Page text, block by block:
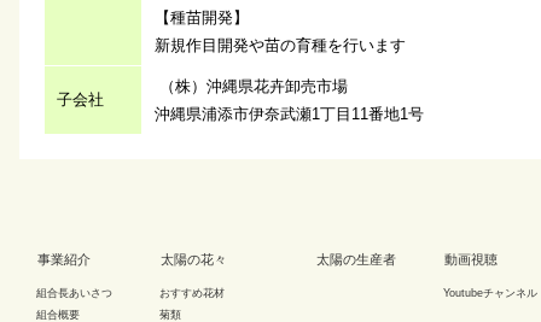
【種苗開発】
新規作目開発や苗の育種を行います
子会社
（株）沖縄県花卉卸売市場
沖縄県浦添市伊奈武瀬1丁目11番地1号
事業紹介
組合長あいさつ
組合概要
太陽の花々
おすすめ花材
菊類
太陽の生産者 動画視聴
Youtubeチャンネル